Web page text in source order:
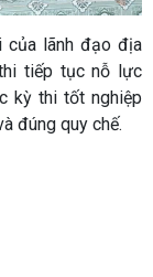
lãnh đạo địa
tiếp tục nỗ lực
kỳ thi tốt nghiệp
đúng quy chế.